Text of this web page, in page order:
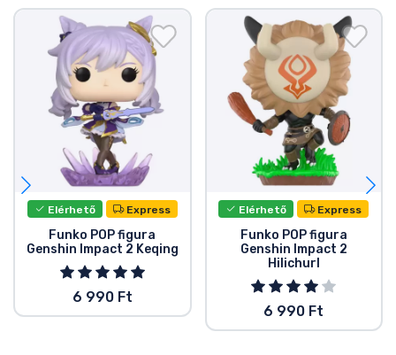
Elérhető Express
Funko POP figura
Genshin Impact 2 Keqing
6 990 Ft
Elérhető Express
Funko POP figura
Genshin Impact 2
Hilichurl
6 990 Ft